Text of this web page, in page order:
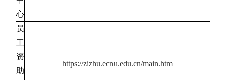
心
员
工
资
助
https://zizhu.ecnu.edu.cn/main.htm